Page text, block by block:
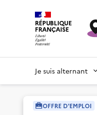
RÉPUBLIQUE
FRANÇAISE
Je suis alternant
OFFRE D'EMPLOI